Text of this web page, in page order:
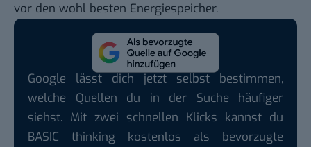
vor den wohl besten Energiespeicher.
Google lässt dich jetzt selbst bestimmen,
welche Quellen du in der Suche häufiger
siehst. Mit zwei schnellen Klicks kannst du
BASIC thinking kostenlos als bevorzugte